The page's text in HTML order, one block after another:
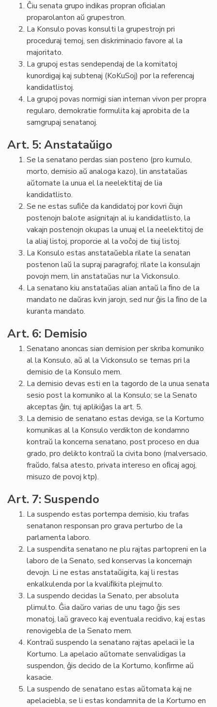
Ĉiu senata grupo indikas propran oﬁcialan
proparolanton aŭ grupestron.
La Konsulo povas konsulti la grupestrojn pri
proceduraj temoj, sen diskriminacio favore al la
majoritato.
La grupoj estas sendependaj de la komitatoj
kunordigaj kaj subtenaj (KoKuSoj) por la referencaj
kandidatlistoj.
La grupoj povas normigi sian internan vivon per propra
regularo, demokratie formulita kaj aprobita de la
samgrupaj senatanoj.
Art. 5: Anstataŭigo
Se la senatano perdas sian posteno (pro kumulo,
morto, demisio aŭ analoga kazo), lin anstataŭas
aŭtomate la unua el la neelektitaj de lia
kandidatlisto.
Se ne estas suﬁĉe da kandidatoj por kovri ĉiujn
postenojn balote asignitajn al iu kandidatlisto, la
vakajn postenojn okupas la unuaj el la neelektitoj de
la aliaj listoj, proporcie al la voĉoj de tiuj listoj.
La Konsulo estas anstataŭebla rilate la senatan
postenon laŭ la supraj paragrafoj; rilate la konsulajn
povojn mem, lin anstataŭas nur la Vickonsulo.
La senatano kiu anstataŭas alian antaŭ la ﬁno de la
mandato ne daŭras kvin jarojn, sed nur ĝis la ﬁno de la
kuranta mandato.
Art. 6: Demisio
Senatano anoncas sian demision per skriba komuniko
al la Konsulo, aŭ al la Vickonsulo se temas pri la
demisio de la Konsulo mem.
La demisio devas esti en la tagordo de la unua senata
sesio post la komuniko al la Konsulo; se la Senato
akceptas ĝin, tuj aplikiĝas la art. 5.
La demisio de senatano estas deviga, se la Kortumo
komunikas al la Konsulo verdikton de kondamno
kontraŭ la koncerna senatano, post proceso en dua
grado, pro delikto kontraŭ la civita bono (malversacio,
fraŭdo, falsa atesto, privata intereso en oﬁcaj agoj,
misuzo de povoj ktp).
Art. 7: Suspendo
La suspendo estas portempa demisio, kiu trafas
senatanon responsan pro grava perturbo de la
parlamenta laboro.
La suspendita senatano ne plu rajtas partopreni en la
laboro de la Senato, sed konservas la koncernajn
devojn. Li ne estas anstataŭigita, kaj li restas
enkalkulenda por la kvaliﬁkita plejmulto.
La suspendo decidas la Senato, per absoluta
plimulto. Ĝia daŭro varias de unu tago ĝis ses
monatoj, laŭ graveco kaj eventuala recidivo, kaj estas
renovigebla de la Senato mem.
Kontraŭ suspendo la senatano rajtas apelacii ìe la
Kortumo. La apelacio aŭtomate senvalidigas la
suspendon, ĝis decido de la Kortumo, konﬁrme aŭ
kasacie.
La suspendo de senatano estas aŭtomata kaj ne
apelaciebla, se li estas kondamnita de la Kortumo en